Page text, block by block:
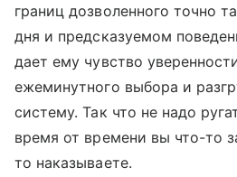
границ дозволенного точно
дня и предсказуемом
дает ему чувство
ежеминутного выбора и
систему. Так что не надо
время от времени вы что-то
то наказываете.